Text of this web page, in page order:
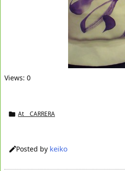
Views: 0
 At CARRERA
Posted by keiko